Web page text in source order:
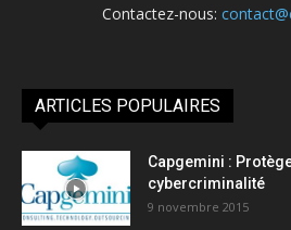
Contactez-nous:
ARTICLES POPULAIRES
Capgemini :
cybercriminalité
9 novembre 2015